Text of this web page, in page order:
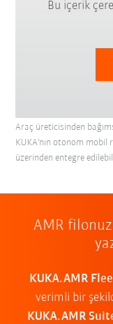
Bu içerik
Araç üreticisinden
KUKA'nın otonom mobil
üzerinden entegre
AMR
KUKA.AMR
verimli bir
KUKA.AMR